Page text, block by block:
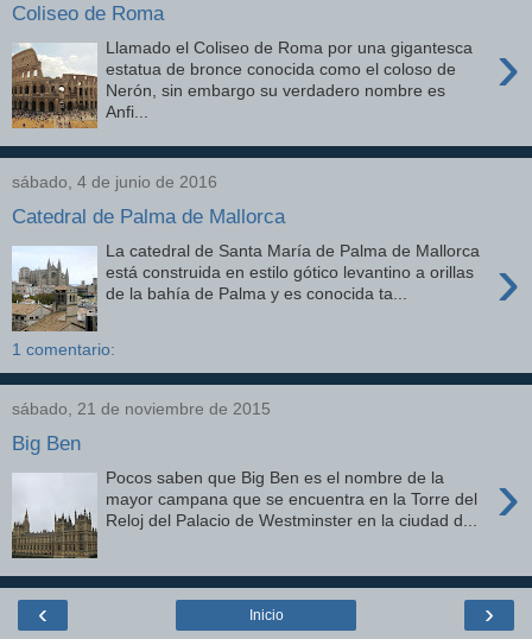
Coliseo de Roma
›
Llamado el Coliseo de Roma por una gigantesca
estatua de bronce conocida como el coloso de
Nerón, sin embargo su verdadero nombre es
Anfi...
sábado, 4 de junio de 2016
Catedral de Palma de Mallorca
›
La catedral de Santa María de Palma de Mallorca
está construida en estilo gótico levantino a orillas
de la bahía de Palma y es conocida ta...
1 comentario:
sábado, 21 de noviembre de 2015
Big Ben
›
Pocos saben que Big Ben es el nombre de la
mayor campana que se encuentra en la Torre del
Reloj del Palacio de Westminster en la ciudad d...
‹ ›
Inicio